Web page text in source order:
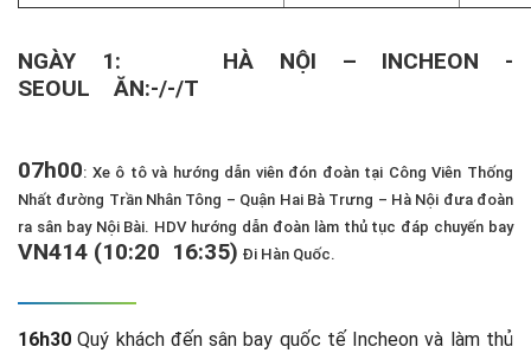
NGÀY 1: HÀ NỘI – INCHEON -
SEOUL
ĂN:-/-/T
07h00: Xe ô tô và hướng dẫn viên đón đoàn tại Công Viên Thống
Nhất đường Trần Nhân Tông – Quận Hai Bà Trưng – Hà Nội đưa đoàn
ra sân bay Nội Bài. HDV hướng dẫn đoàn làm thủ tục đáp chuyến bay
VN414 (10:20 16:35) Đi Hàn Quốc.
16h30 Quý khách đến sân bay quốc tế Incheon và làm thủ